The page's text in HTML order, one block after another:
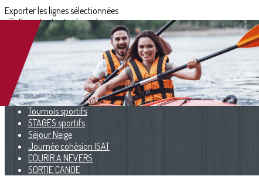
Exporter les lignes sélectionnées
Exporter toutes les colonnes
Exporter uniquement les colonnes affichées
Menu
Tournois sportifs
STAGES sportifs
Séjour Neige
Journée cohésion ISAT
COURIR A NEVERS
SORTIE CANOE